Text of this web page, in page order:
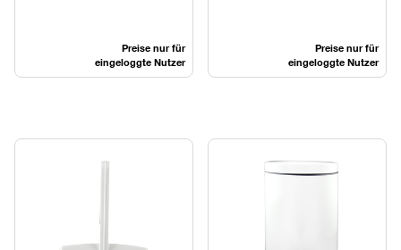
Preise nur für
eingeloggte Nutzer
Preise nur für
eingeloggte Nutzer